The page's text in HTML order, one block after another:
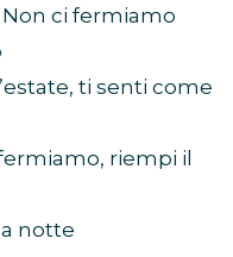
ci fermiamo
ti senti come
riempi il
notte